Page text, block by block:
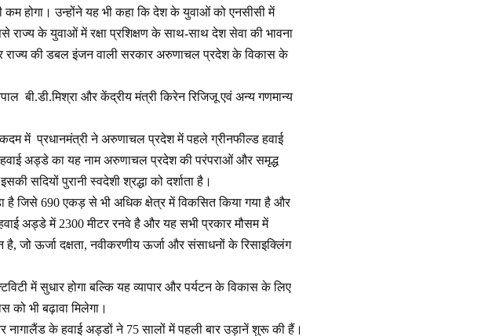
कम होगा। उन्होंने यह भी कहा कि देश के युवाओं को एनसीसी में
राज्य के युवाओं में रक्षा प्रशिक्षण के साथ-साथ देश सेवा की भावना
राज्य की डबल इंजन वाली सरकार अरुणाचल प्रदेश के विकास के
और केंद्रीय मंत्री किरेन रिजिजू एवं अन्य गणमान्य
कदम में प्रधानमंत्री ने अरुणाचल प्रदेश में पहले ग्रीनफील्ड हवाई
हवाई अड्डे का यह नाम अरुणाचल प्रदेश की परंपराओं और समृद्ध
सदियों पुरानी स्वदेशी श्रद्धा को दर्शाता है।
जिसे 690 एकड़ से भी अधिक क्षेत्र में विकसित किया गया है और
अड्डे में 2300 मीटर रनवे है और यह सभी प्रकार मौसम में
ऊर्जा दक्षता, नवीकरणीय ऊर्जा और संसाधनों के रिसाइक्लिंग
में सुधार होगा बल्कि यह व्यापार और पर्यटन के विकास के लिए
भी बढ़ावा मिलेगा।
नागालैंड के हवाई अड्डों ने 75 सालों में पहली बार उड़ानें शुरू की हैं।